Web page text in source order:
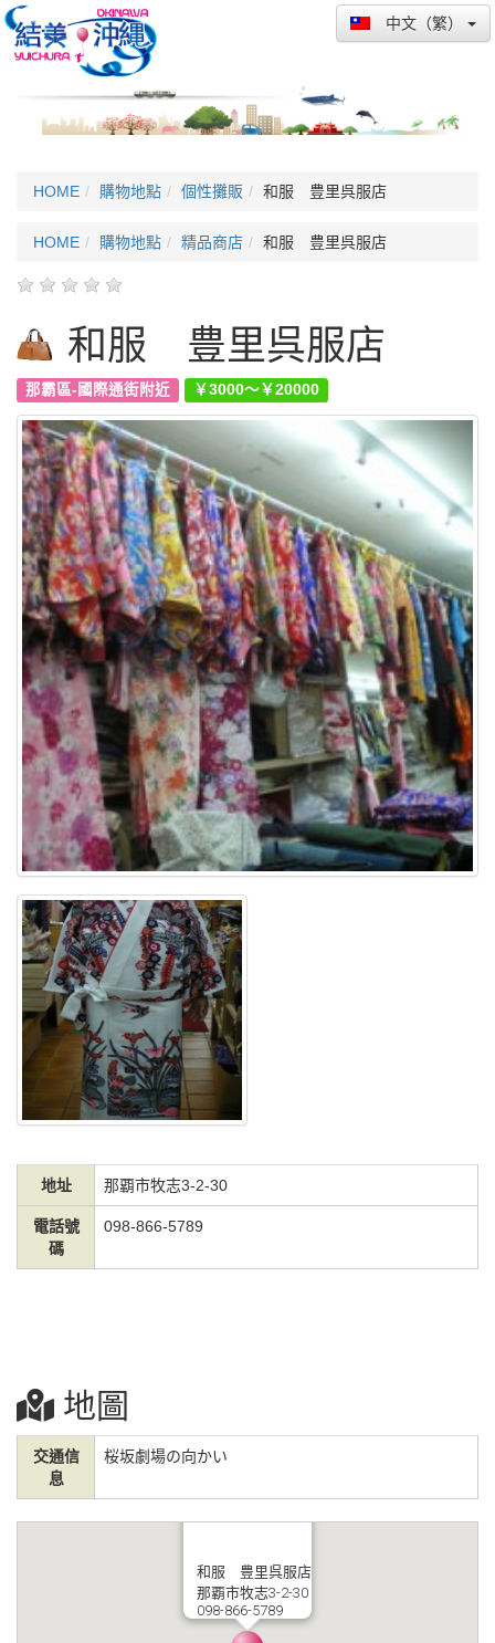
中文（繁）
HOME 購物地點 個性攤販 和服 豊里呉服店
HOME 購物地點 精品商店 和服 豊里呉服店
和服 豊里呉服店
那霸區-國際通街附近 ￥3000～￥20000
地址 那覇市牧志3-2-30
電話號
碼
098-866-5789
地圖
交通信
息
桜坂劇場の向かい
和服 豊里呉服店
那覇市牧志3-2-30
098-866-5789